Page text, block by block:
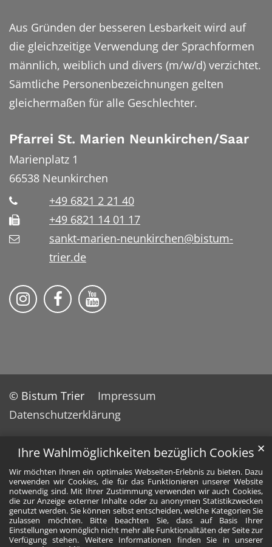
Ihre Wahlmöglichkeiten bezüglich Cookies
Wir möchten Ihnen ein optimales Webseiten-Erlebnis zu bieten. Dazu
verwenden wir Cookies, die für das Funktionieren unserer Website
notwendig sind. Mit Ihrer Zustimmung verwenden wir auch Cookies,
die zur Anzeige externer Inhalte oder zu anonymen Statistikzwecken
genutzt werden. Sie können selbst entscheiden, welche Kategorien Sie
zulassen möchten. Bitte beachten Sie, dass auf Basis Ihrer
Einstellungen womöglich nicht mehr alle Funktionalitäten der Seite zur
Verfügung stehen. Weitere Informationen finden Sie in unserer
✕
Aus Gründen der besseren Lesbarkeit wird auf
die gleichzeitige Verwendung der Sprachformen
männlich, weiblich und divers (m/w/d) verzichtet.
Sämtliche Personenbezeichnungen gelten
gleichermaßen für alle Geschlechter.
Pfarrei St. Marien Neunkirchen/Saar
Marienplatz 1
66538 Neunkirchen
+49 6821 2 21 40
+49 6821 14 01 17
sankt-marien-neunkirchen@bistum-
trier.de
Bistum Trier auf Instragram
Die Pfarrei auf Facebook
Die Pfarrei auf YouTube
© Bistum Trier
Impressum
Datenschutzerklärung